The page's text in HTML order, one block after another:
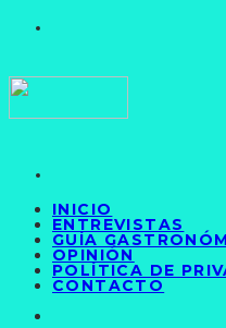
INICIO
ENTREVISTAS
GUÍA
OPINIÓN
POLÍTICA DE
CONTACTO